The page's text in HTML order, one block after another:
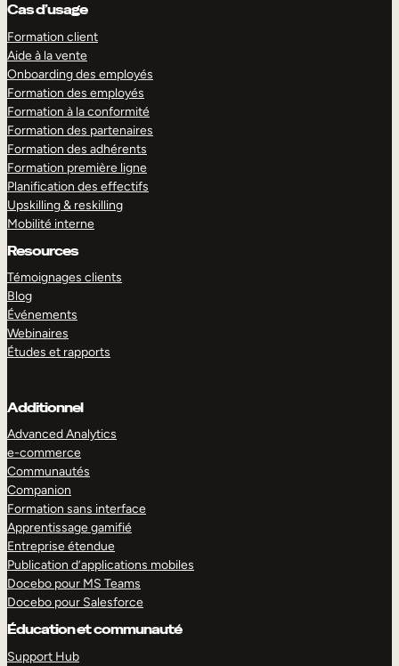
Cas d’usage
Formation client
Aide à la vente
Onboarding des employés
Formation des employés
Formation à la conformité
Formation des partenaires
Formation des adhérents
Formation première ligne
Planification des effectifs
Upskilling & reskilling
Mobilité interne
Resources
Témoignages clients
Blog
Événements
Webinaires
Études et rapports
Additionnel
Advanced Analytics
e-commerce
Communautés
Companion
Formation sans interface
Apprentissage gamifié
Entreprise étendue
Publication d’applications mobiles
Docebo pour MS Teams
Docebo pour Salesforce
Éducation et communauté
Support Hub